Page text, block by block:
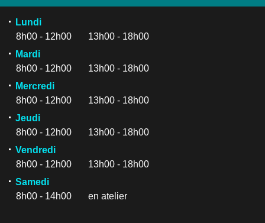
Lundi
8h00 - 12h00 13h00 - 18h00
Mardi
8h00 - 12h00 13h00 - 18h00
Mercredi
8h00 - 12h00 13h00 - 18h00
Jeudi
8h00 - 12h00 13h00 - 18h00
Vendredi
8h00 - 12h00 13h00 - 18h00
Samedi
8h00 - 14h00 en atelier